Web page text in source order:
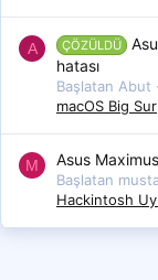
A ÇÖZÜLDÜ
hatası
Başlatan Abut
macOS Big Sur
M Asus
Başlatan
Hackintosh